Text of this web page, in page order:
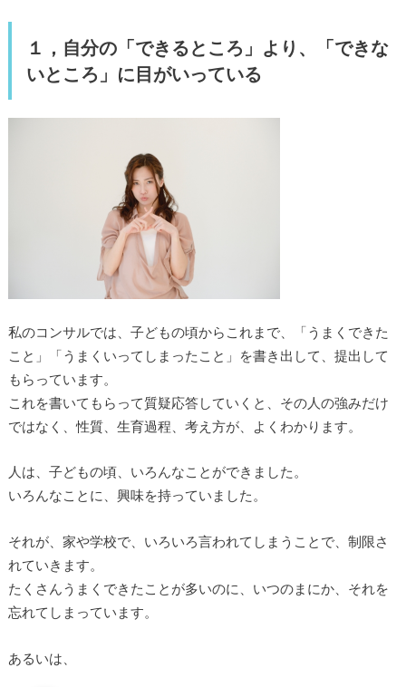
１，自分の「できるところ」より、「できな
いところ」に目がいっている
私のコンサルでは、子どもの頃からこれまで、「うまくできた
こと」「うまくいってしまったこと」を書き出して、提出して
もらっています。
これを書いてもらって質疑応答していくと、その人の強みだけ
ではなく、性質、生育過程、考え方が、よくわかります。
人は、子どもの頃、いろんなことができました。
いろんなことに、興味を持っていました。
それが、家や学校で、いろいろ言われてしまうことで、制限さ
れていきます。
たくさんうまくできたことが多いのに、いつのまにか、それを
忘れてしまっています。
あるいは、